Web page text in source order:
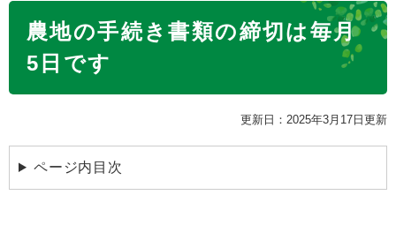
農地の手続き書類の締切は毎月
5日です
更新日：2025年3月17日更新
ページ内目次